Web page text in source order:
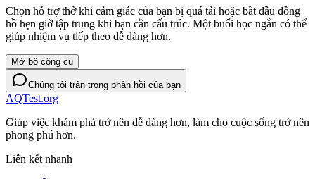
Chọn hỗ trợ thở khi cảm giác của bạn bị quá tải hoặc bắt đầu đồng
hồ hẹn giờ tập trung khi bạn cần cấu trúc. Một buổi học ngắn có thể
giúp nhiệm vụ tiếp theo dễ dàng hơn.
Mở bộ công cụ
Chúng tôi trân trọng phản hồi của bạn
AQTest.org
Giúp việc khám phá trở nên dễ dàng hơn, làm cho cuộc sống trở nên
phong phú hơn.
Liên kết nhanh